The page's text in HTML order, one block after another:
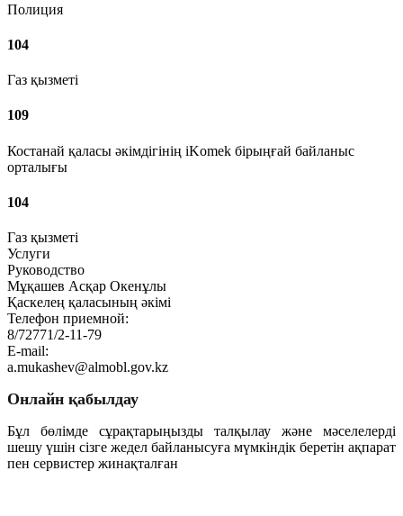
Полиция
104
Газ қызметі
109
Костанай қаласы әкімдігінің iKomek бірыңғай байланыс
орталығы
104
Газ қызметі
Услуги
Руководство
Мұқашев Асқар Окенұлы
Қаскелең қаласының әкімі
Телефон приемной:
8/72771/2-11-79
E-mail:
a.mukashev@almobl.gov.kz
Онлайн қабылдау
Бұл бөлімде сұрақтарыңызды талқылау және мәселелерді
шешу үшін сізге жедел байланысуға мүмкіндік беретін ақпарат
пен сервистер жинақталған